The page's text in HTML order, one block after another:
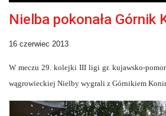
Nielba pokonała Górnik
16 czerwiec 2013
W meczu 29. kolejki III ligi gr. kujawsko-
wągrowieckiej Nielby wygrali z Górnikiem